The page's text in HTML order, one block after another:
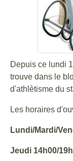
Depuis ce lundi
trouve dans le
d'athlètisme du
Les horaires
Lundi/Mardi/
Jeudi 14h00/